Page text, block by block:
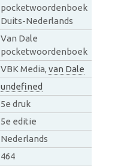
pocketwoordenboek
Duits-Nederlands
Van Dale
pocketwoordenboek
VBK Media, van Dale
undefined
5e druk
5e editie
Nederlands
464